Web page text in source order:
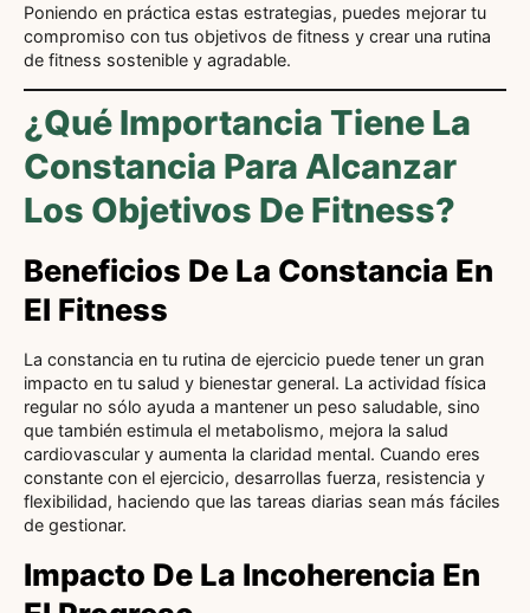
Poniendo en práctica estas estrategias, puedes mejorar tu
compromiso con tus objetivos de fitness y crear una rutina
de fitness sostenible y agradable.
¿Qué Importancia Tiene La
Constancia Para Alcanzar
Los Objetivos De Fitness?
Beneficios De La Constancia En
El Fitness
La constancia en tu rutina de ejercicio puede tener un gran
impacto en tu salud y bienestar general. La actividad física
regular no sólo ayuda a mantener un peso saludable, sino
que también estimula el metabolismo, mejora la salud
cardiovascular y aumenta la claridad mental. Cuando eres
constante con el ejercicio, desarrollas fuerza, resistencia y
flexibilidad, haciendo que las tareas diarias sean más fáciles
de gestionar.
Impacto De La Incoherencia En